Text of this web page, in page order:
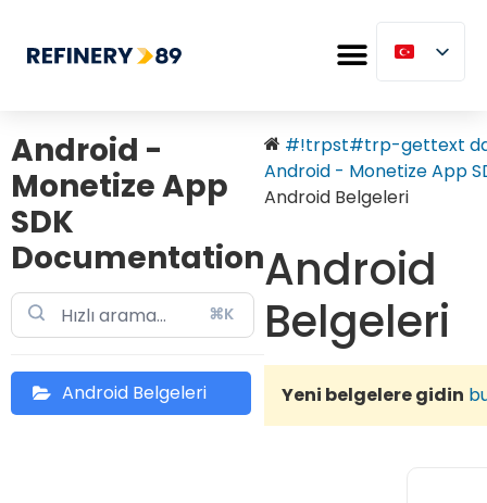
Android -
Monetize App
SDK
Documentation
⌘K
Android Belgeleri
#!trpst#trp-gettext
Android - Monetize App
Android Belgeleri
Android
Belgeleri
Yeni belgelere gidin